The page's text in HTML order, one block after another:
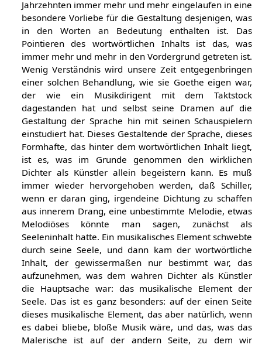
"Dieses Rezitatorisch-Deklamatorische ist in den letzten
Jahrzehnten immer mehr und mehr eingelaufen in eine
besondere Vorliebe für die Gestaltung desjenigen, was
in den Worten an Bedeutung enthalten ist. Das
Pointieren des wortwörtlichen Inhalts ist das, was
immer mehr und mehr in den Vordergrund getreten ist.
Wenig Verständnis wird unsere Zeit entgegenbringen
einer solchen Behandlung, wie sie Goethe eigen war,
der wie ein Musikdirigent mit dem Taktstock
dagestanden hat und selbst seine Dramen auf die
Gestaltung der Sprache hin mit seinen Schauspielern
einstudiert hat. Dieses Gestaltende der Sprache, dieses
Formhafte, das hinter dem wortwörtlichen Inhalt liegt,
ist es, was im Grunde genommen den wirklichen
Dichter als Künstler allein begeistern kann. Es muß
immer wieder hervorgehoben werden, daß Schiller,
wenn er daran ging, irgendeine Dichtung zu schaffen
aus innerem Drang, eine unbestimmte Melodie, etwas
Melodiöses könnte man sagen, zunächst als
Seeleninhalt hatte. Ein musikalisches Element schwebte
durch seine Seele, und dann kam der wortwörtliche
Inhalt, der gewissermaßen nur bestimmt war, das
aufzunehmen, was dem wahren Dichter als Künstler
die Hauptsache war: das musikalische Element der
Seele. Das ist es ganz besonders: auf der einen Seite
dieses musikalische Element, das aber natürlich, wenn
es dabei bliebe, bloße Musik wäre, und das, was das